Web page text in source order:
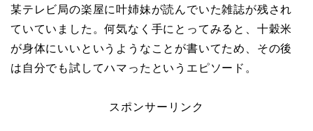
某テレビ局の楽屋に叶姉妹が読んでいた雑誌が残され
ていていました。何気なく手にとってみると、十穀米
が身体にいいというようなことが書いてため、その後
は自分でも試してハマったというエピソード。
スポンサーリンク